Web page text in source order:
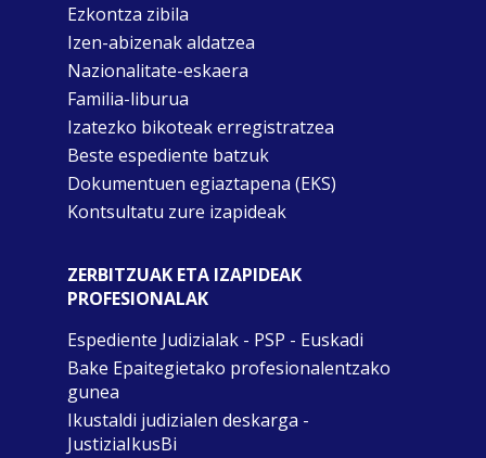
Ezkontza zibila
Izen-abizenak aldatzea
Nazionalitate-eskaera
Familia-liburua
Izatezko bikoteak erregistratzea
Beste espediente batzuk
Dokumentuen egiaztapena (EKS)
Kontsultatu zure izapideak
ZERBITZUAK ETA IZAPIDEAK
PROFESIONALAK
Espediente Judizialak - PSP - Euskadi
Bake Epaitegietako profesionalentzako
gunea
Ikustaldi judizialen deskarga -
JustiziaIkusBi